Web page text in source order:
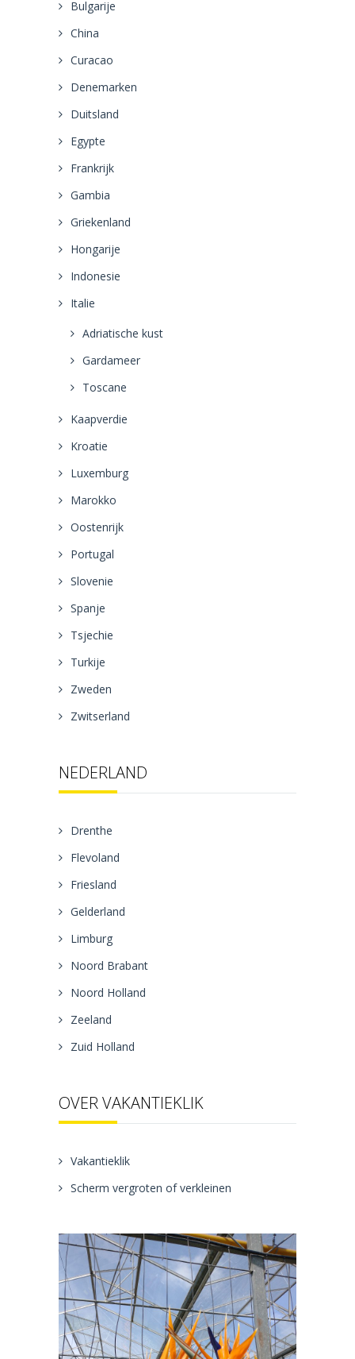
Bulgarije
China
Curacao
Denemarken
Duitsland
Egypte
Frankrijk
Gambia
Griekenland
Hongarije
Indonesie
Italie
Adriatische kust
Gardameer
Toscane
Kaapverdie
Kroatie
Luxemburg
Marokko
Oostenrijk
Portugal
Slovenie
Spanje
Tsjechie
Turkije
Zweden
Zwitserland
NEDERLAND
Drenthe
Flevoland
Friesland
Gelderland
Limburg
Noord Brabant
Noord Holland
Zeeland
Zuid Holland
OVER VAKANTIEKLIK
Vakantieklik
Scherm vergroten of verkleinen